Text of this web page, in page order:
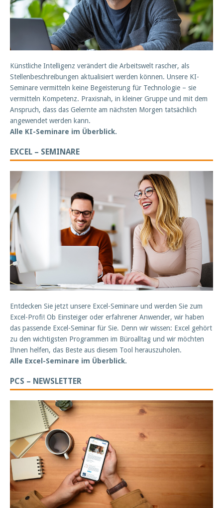
Künstliche Intelligenz verändert die Arbeitswelt rascher, als
Stellenbeschreibungen aktualisiert werden können. Unsere KI-
Seminare vermitteln keine Begeisterung für Technologie – sie
vermitteln Kompetenz. Praxisnah, in kleiner Gruppe und mit dem
Anspruch, dass das Gelernte am nächsten Morgen tatsächlich
angewendet werden kann.
Alle KI-Seminare im Überblick.
EXCEL – SEMINARE
Entdecken Sie jetzt unsere Excel-Seminare und werden Sie zum
Excel-Profi! Ob Einsteiger oder erfahrener Anwender, wir haben
das passende Excel-Seminar für Sie. Denn wir wissen: Excel gehört
zu den wichtigsten Programmen im Büroalltag und wir möchten
Ihnen helfen, das Beste aus diesem Tool herauszuholen.
Alle Excel-Seminare im Überblick.
PCS – NEWSLETTER